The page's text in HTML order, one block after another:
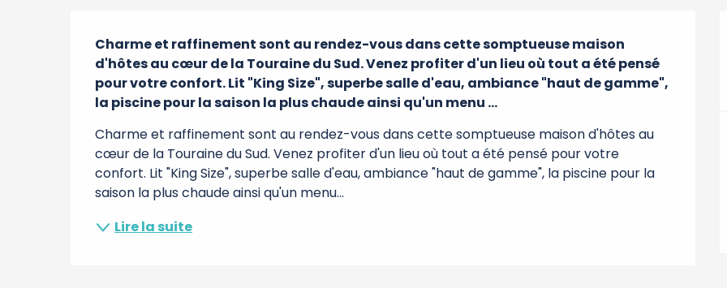
Description
Charme et raffinement sont au rendez-vous dans cette somptueuse maison
d'hôtes au cœur de la Touraine du Sud. Venez profiter d'un lieu où tout a été pensé
pour votre confort. Lit "King Size", superbe salle d'eau, ambiance "haut de gamme",
la piscine pour la saison la plus chaude ainsi qu'un menu ...
Charme et raffinement sont au rendez-vous dans cette somptueuse maison d'hôtes au
cœur de la Touraine du Sud. Venez profiter d'un lieu où tout a été pensé pour votre
confort. Lit "King Size", superbe salle d'eau, ambiance "haut de gamme", la piscine pour la
saison la plus chaude ainsi qu'un menu...
Lire la suite